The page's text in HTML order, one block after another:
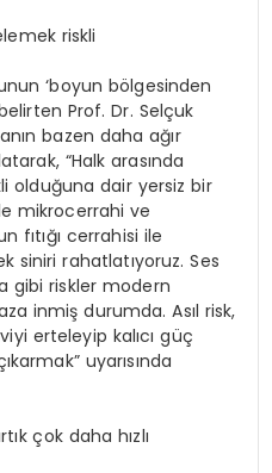
riskli
‘boyun bölgesinden
Prof. Dr. Selçuk
bazen daha ağır
“Halk arasında
olduğuna dair yersiz bir
mikrocerrahi ve
fıtığı cerrahisi ile
siniri rahatlatıyoruz. Ses
gibi riskler modern
inmiş durumda. Asıl risk,
erteleyip kalıcı güç
uyarısında
çok daha hızlı